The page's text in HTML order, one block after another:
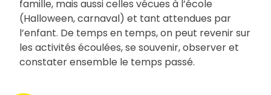
famille, mais aussi celles vécues à l’école
(Halloween, carnaval) et tant attendues par
l’enfant. De temps en temps, on peut revenir sur
les activités écoulées, se souvenir, observer et
constater ensemble le temps passé.